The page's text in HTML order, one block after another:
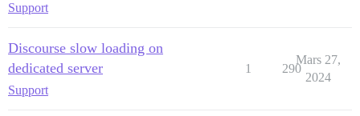
Support
Discourse slow loading on
dedicated server
Support
1 290
Mars 27,
2024